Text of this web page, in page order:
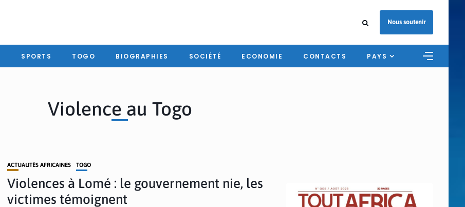
Nous soutenir
SPORTS TOGO BIOGRAPHIES SOCIÉTÉ ECONOMIE CONTACTS PAYS
Violence au Togo
ACTUALITÉS AFRICAINES TOGO
Violences à Lomé : le gouvernement nie, les
victimes témoignent